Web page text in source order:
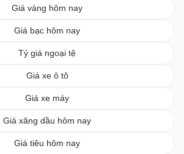
Giá vàng hôm nay
Giá bạc hôm nay
Tỷ giá ngoại tệ
Giá xe ô tô
Giá xe máy
Giá xăng dầu hôm nay
Giá tiêu hôm nay